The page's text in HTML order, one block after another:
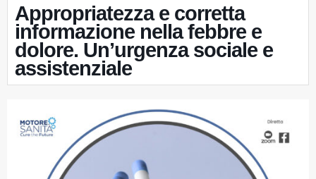
Chi siamo
Eventi
Archivio
Contatti
Grandi eventi
Appropriatezza e corretta
informazione nella febbre e
dolore. Un’urgenza sociale e
assistenziale